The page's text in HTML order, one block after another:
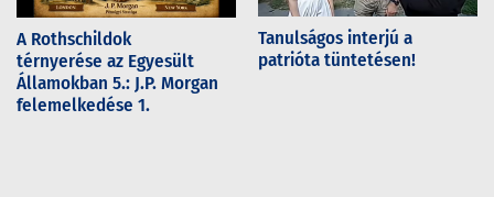
A Rothschildok
térnyerése az Egyesült
Államokban 5.: J.P. Morgan
felemelkedése 1.
Tanulságos interjú a
patrióta tüntetésen!